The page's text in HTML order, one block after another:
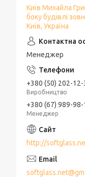
Київ Михайла
боку будівлі
Київ, Україна
Менеджер
+380 (50) 202-12-
Виробництво
+380 (67) 989-98-
Менеджер
http://